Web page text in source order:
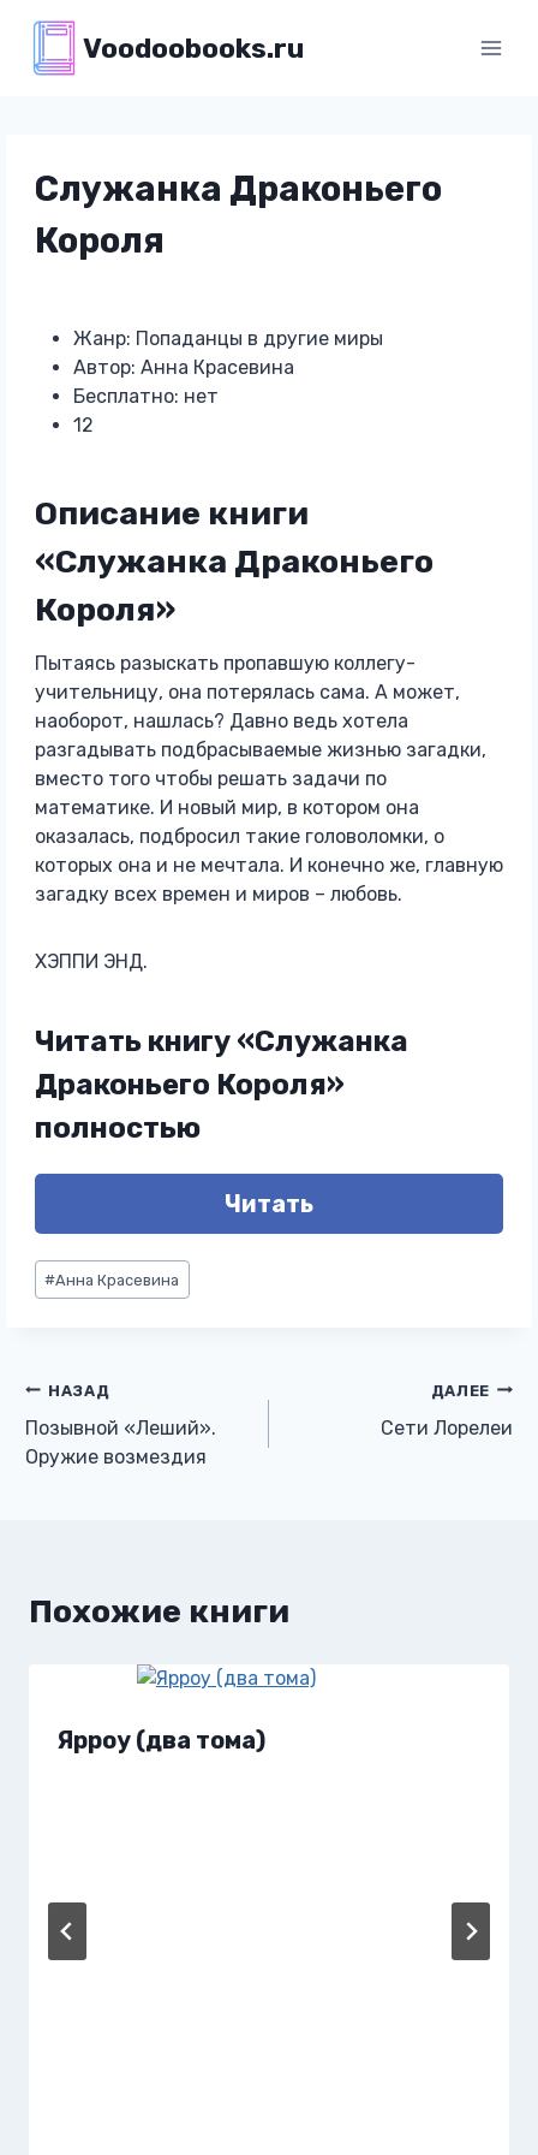
содержимому
Voodoobooks.ru
Служанка Драконьего
Короля
Жанр: Попаданцы в другие миры
Автор: Анна Красевина
Бесплатно: нет
12
Описание книги
«Служанка Драконьего
Короля»
Пытаясь разыскать пропавшую коллегу-
учительницу, она потерялась сама. А может,
наоборот, нашлась? Давно ведь хотела
разгадывать подбрасываемые жизнью загадки,
вместо того чтобы решать задачи по
математике. И новый мир, в котором она
оказалась, подбросил такие головоломки, о
которых она и не мечтала. И конечно же, главную
загадку всех времен и миров – любовь.
ХЭППИ ЭНД.
Читать книгу «Служанка
Драконьего Короля»
полностью
Читать
Метки
записи:
#Анна Красевина
Навигация
по
НАЗАД
Позывной «Леший».
Оружие возмездия
ДАЛЕЕ
Сети Лорелеи
Похожие книги
Ярроу (два тома)